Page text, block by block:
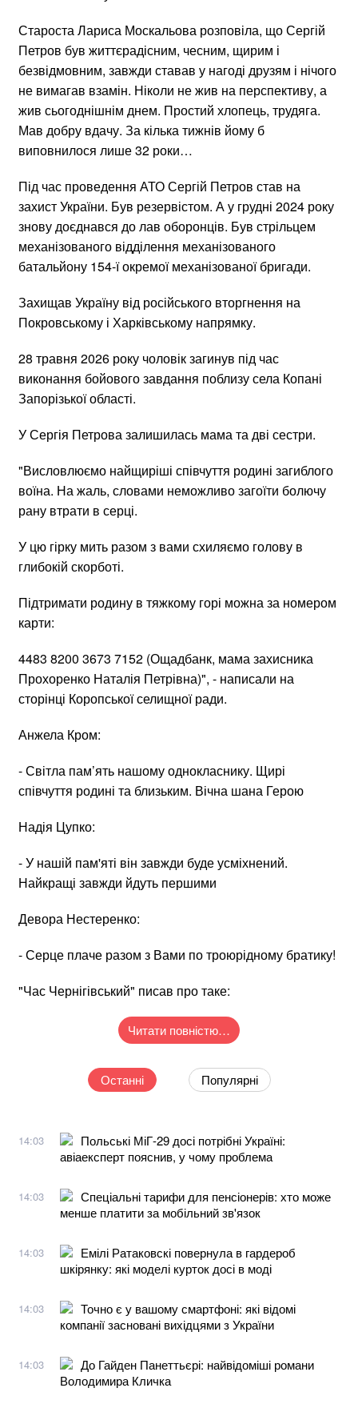
Староста Лариса Москальова розповіла, що Сергій
Петров був життєрадісним, чесним, щирим і
безвідмовним, завжди ставав у нагоді друзям і нічого
не вимагав взамін. Ніколи не жив на перспективу, а
жив сьогоднішнім днем. Простий хлопець, трудяга.
Мав добру вдачу. За кілька тижнів йому б
виповнилося лише 32 роки…
Під час проведення АТО Сергій Петров став на
захист України. Був резервістом. А у грудні 2024 року
знову доєднався до лав оборонців. Був стрільцем
механізованого відділення механізованого
батальйону 154-ї окремої механізованої бригади.
Захищав Україну від російського вторгнення на
Покровському і Харківському напрямку.
28 травня 2026 року чоловік загинув під час
виконання бойового завдання поблизу села Копані
Запорізької області.
У Сергія Петрова залишилась мама та дві сестри.
"Висловлюємо найщиріші співчуття родині загиблого
воїна. На жаль, словами неможливо загоїти болючу
рану втрати в серці.
У цю гірку мить разом з вами схиляємо голову в
глибокій скорботі.
Підтримати родину в тяжкому горі можна за номером
карти:
4483 8200 3673 7152 (Ощадбанк, мама захисника
Прохоренко Наталія Петрівна)", - написали на
сторінці Коропської селищної ради.
Анжела Кром:
- Світла пам’ять нашому однокласнику. Щирі
співчуття родині та близьким. Вічна шана Герою
Надія Цупко:
- У нашій пам'яті він завжди буде усміхнений.
Найкращі завжди йдуть першими
Девора Нестеренко:
- Серце плаче разом з Вами по троюрідному братику!
"Час Чернігівський" писав про таке:
Читати повністю…
Останні Популярні
14:03
Польські МіГ-29 досі потрібні Україні:
авіаексперт пояснив, у чому проблема
14:03
Спеціальні тарифи для пенсіонерів: хто може
менше платити за мобільний зв'язок
14:03
Емілі Ратаковскі повернула в гардероб
шкірянку: які моделі курток досі в моді
14:03
Точно є у вашому смартфоні: які відомі
компанії засновані вихідцями з України
14:03
До Гайден Панеттьєрі: найвідоміші романи
Володимира Кличка